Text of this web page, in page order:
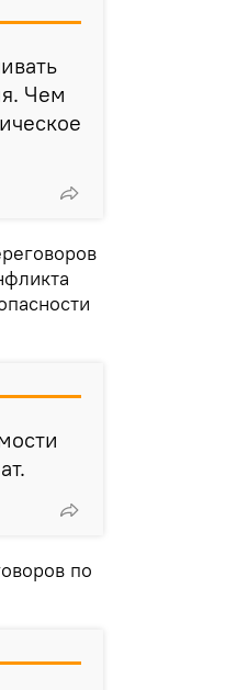
Чем
по